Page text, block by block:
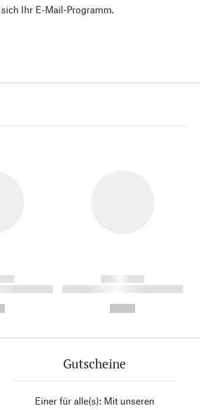
Ihr E-Mail-Programm.
----------
------------
----------- ----------- ----------
Gutscheine
Einer für alle(s): Mit unseren